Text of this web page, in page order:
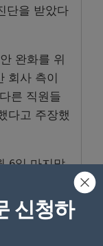
단을 받았다
완화를 위
회사 측이
른 직원들
다고 주장했
6일 마지막
지속할 수
였다고 주
신청하